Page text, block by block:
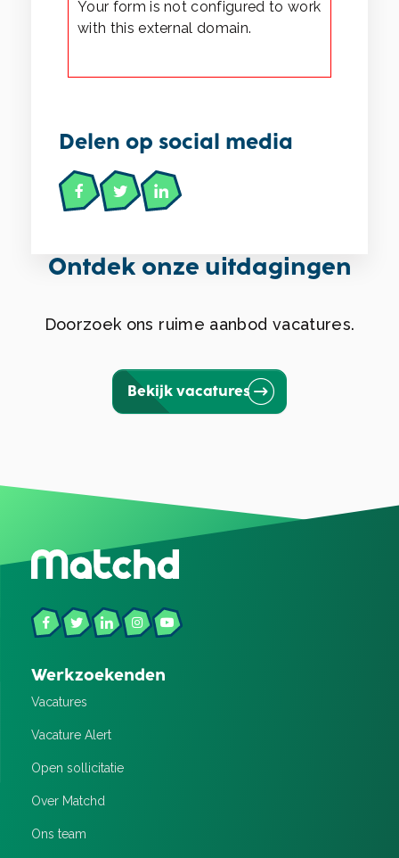
Your form is not configured to work
with this external domain.
Delen op social media
Ontdek onze uitdagingen
Doorzoek ons ruime aanbod vacatures.
Bekijk vacatures
Werkzoekenden
Vacatures
Vacature Alert
Open sollicitatie
Over Matchd
Ons team